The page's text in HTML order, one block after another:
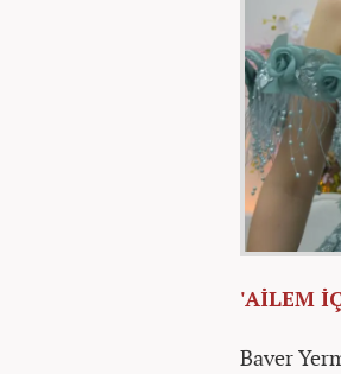
'AİLEM
Baver